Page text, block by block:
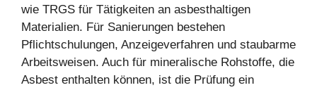
wie TRGS für Tätigkeiten an asbesthaltigen
Materialien. Für Sanierungen bestehen
Pflichtschulungen, Anzeigeverfahren und staubarme
Arbeitsweisen. Auch für mineralische Rohstoffe, die
Asbest enthalten können, ist die Prüfung ein